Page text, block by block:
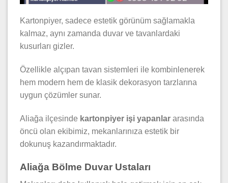
Kartonpiyer, sadece estetik görünüm sağlamakla
kalmaz, aynı zamanda duvar ve tavanlardaki
kusurları gizler.
Özellikle alçıpan tavan sistemleri ile kombinlenerek
hem modern hem de klasik dekorasyon tarzlarına
uygun çözümler sunar.
Aliağa ilçesinde kartonpiyer işi yapanlar arasında
öncü olan ekibimiz, mekanlarınıza estetik bir
dokunuş kazandırmaktadır.
Aliağa Bölme Duvar Ustaları